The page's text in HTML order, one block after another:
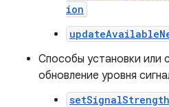
ion
Способы установки или
обновление уровня